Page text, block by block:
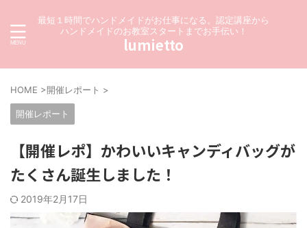
最短１時間でハンドメイドがお仕事になる。認定講座から
ハンドメイドのお教室スタートまでお手伝い！
lumietto
HOME >開催レポート >
開催レポート
【開催レポ】かわいいキャンディバッグが
たくさん誕生しました！
2019年2月17日